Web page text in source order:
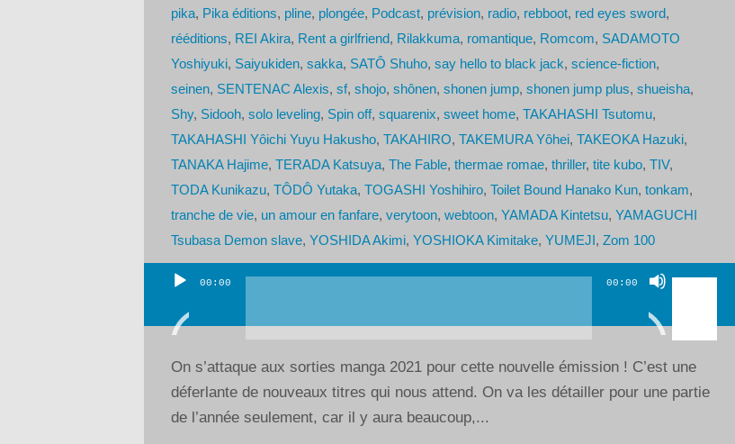
pika, Pika éditions, pline, plongée, Podcast, prévision, radio, rebboot, red eyes sword,
rééditions, REI Akira, Rent a girlfriend, Rilakkuma, romantique, Romcom, SADAMOTO
Yoshiyuki, Saiyukiden, sakka, SATÔ Shuho, say hello to black jack, science-fiction,
seinen, SENTENAC Alexis, sf, shojo, shônen, shonen jump, shonen jump plus, shueisha,
Shy, Sidooh, solo leveling, Spin off, squarenix, sweet home, TAKAHASHI Tsutomu,
TAKAHASHI Yôichi Yuyu Hakusho, TAKAHIRO, TAKEMURA Yôhei, TAKEOKA Hazuki,
TANAKA Hajime, TERADA Katsuya, The Fable, thermae romae, thriller, tite kubo, TIV,
TODA Kunikazu, TÔDÔ Yutaka, TOGASHI Yoshihiro, Toilet Bound Hanako Kun, tonkam,
tranche de vie, un amour en fanfare, verytoon, webtoon, YAMADA Kintetsu, YAMAGUCHI
Tsubasa Demon slave, YOSHIDA Akimi, YOSHIOKA Kimitake, YUMEJI, Zom 100
Lecteur
audio
00:00 00:00
Utilisez
flèches
pour
augmenter
On s’attaque aux sorties manga 2021 pour cette nouvelle émission ! C’est une
déferlante de nouveaux titres qui nous attend. On va les détailler pour une partie
de l’année seulement, car il y aura beaucoup,...